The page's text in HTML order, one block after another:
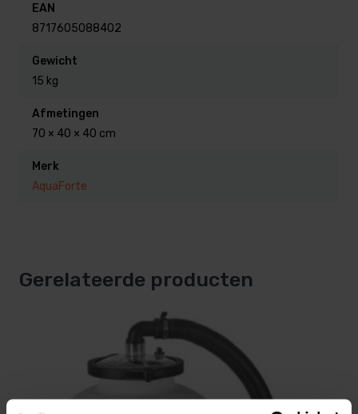
Specificaties:
Maximale bad grote 3,5 Kuub (3500 Liter)
EAN
8717605088402
Gewicht
15 kg
Afmetingen
70 × 40 × 40 cm
Merk
AquaForte
Gerelateerde producten